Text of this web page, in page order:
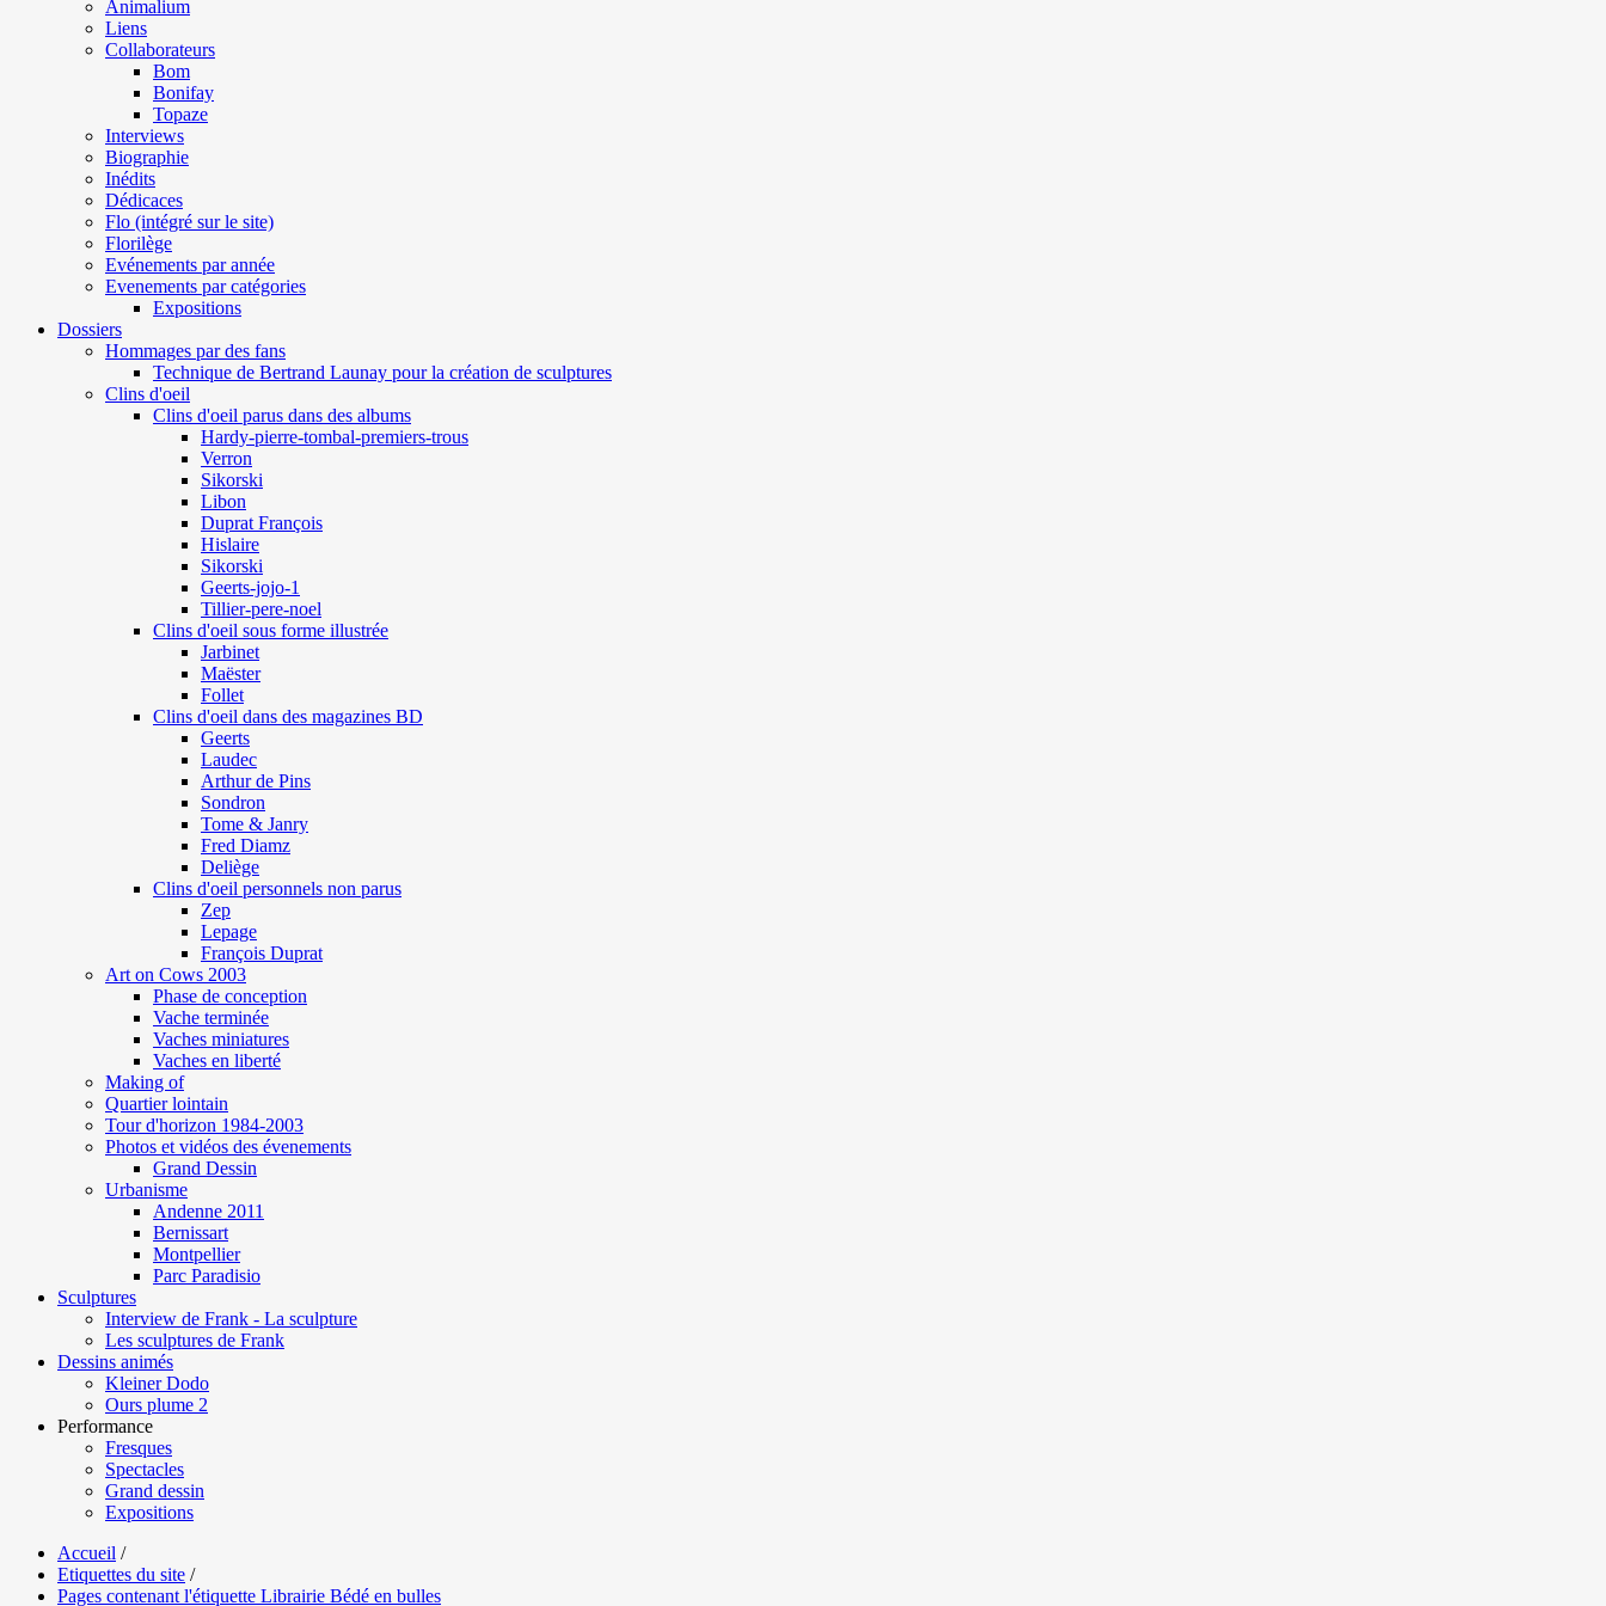
Animalium
Liens
Collaborateurs
Bom
Bonifay
Topaze
Interviews
Biographie
Inédits
Dédicaces
Flo (intégré sur le site)
Florilège
Evénements par année
Evenements par catégories
Expositions
Dossiers
Hommages par des fans
Technique de Bertrand Launay pour la création de sculptures
Clins d'oeil
Clins d'oeil parus dans des albums
Hardy-pierre-tombal-premiers-trous
Verron
Sikorski
Libon
Duprat François
Hislaire
Sikorski
Geerts-jojo-1
Tillier-pere-noel
Clins d'oeil sous forme illustrée
Jarbinet
Maëster
Follet
Clins d'oeil dans des magazines BD
Geerts
Laudec
Arthur de Pins
Sondron
Tome & Janry
Fred Diamz
Deliège
Clins d'oeil personnels non parus
Zep
Lepage
François Duprat
Art on Cows 2003
Phase de conception
Vache terminée
Vaches miniatures
Vaches en liberté
Making of
Quartier lointain
Tour d'horizon 1984-2003
Photos et vidéos des évenements
Grand Dessin
Urbanisme
Andenne 2011
Bernissart
Montpellier
Parc Paradisio
Sculptures
Interview de Frank - La sculpture
Les sculptures de Frank
Dessins animés
Kleiner Dodo
Ours plume 2
Performance
Fresques
Spectacles
Grand dessin
Expositions
Accueil /
Etiquettes du site /
Pages contenant l'étiquette Librairie Bédé en bulles